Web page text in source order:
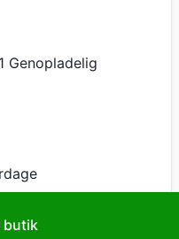
Genopladelig
butik